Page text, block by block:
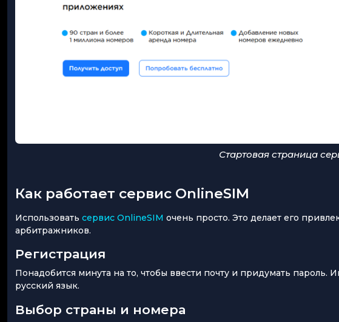
Стартовая страница
Как работает сервис OnlineSIM
Использовать сервис OnlineSIM очень просто. Это делает его
арбитражников.
Регистрация
Понадобится минута на то, чтобы ввести почту и придумать
русский язык.
Выбор страны и номера